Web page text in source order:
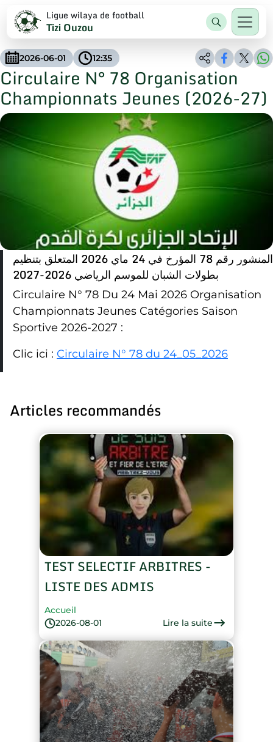
Ligue wilaya de football
Tizi Ouzou
2026-06-01 12:35
Circulaire N° 78 Organisation
Championnats Jeunes (2026-27)
المنشور رقم 78 المؤرخ في 24 ماي 2026 المتعلق بتنظيم
بطولات الشبان للموسم الرياضي 2026-2027
Circulaire N° 78 Du 24 Mai 2026 Organisation
Championnats Jeunes Catégories Saison
Sportive 2026-2027 :
Clic ici : Circulaire N° 78 du 24_05_2026
Articles recommandés
TEST SELECTIF ARBITRES -
LISTE DES ADMIS
2026-08-01
Accueil
Lire la suite